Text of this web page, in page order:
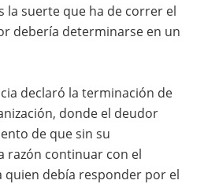
la suerte que ha de correr el
debería determinarse en un
declaró la terminación de
donde el deudor
de que sin su
razón continuar con el
quien debía responder por el